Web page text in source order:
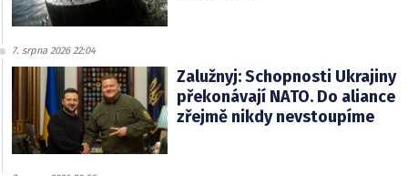
7. srpna 2026 22:04
Zalužnyj: Schopnosti Ukrajiny
překonávají NATO. Do aliance
zřejmě nikdy nevstoupíme